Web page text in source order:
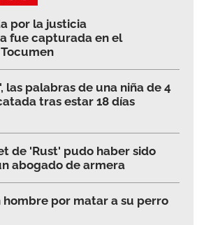
por la justicia
fue capturada en el
las palabras de una niña de 4
tras estar 18 días
de 'Rust' pudo haber sido
abogado de armera
hombre por matar a su perro